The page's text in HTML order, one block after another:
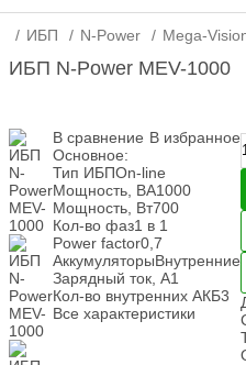
ИБП N-Power Mega-
ИБП N-Power MEV-1000
В сравнение В избранное
Основное:
Тип ИБПOn-line
Мощность, ВА1000
Мощность, Вт700
Кол-во фаз1 в 1
Power factor0,7
АккумуляторыВнутренние
Зарядный ток, А1
Кол-во внутренних АКБ3
Все характеристики